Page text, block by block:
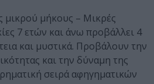
μικρού μήκους – Μικρές
7 ετών και άνω προβάλλει 4
και μυστικά. Προβάλουν την
και την δύναμη της
σειρά αφηγηματικών